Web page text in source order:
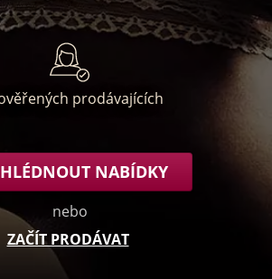
prodávajících
NABÍDKY
nebo
ZAČÍT PRODÁVAT